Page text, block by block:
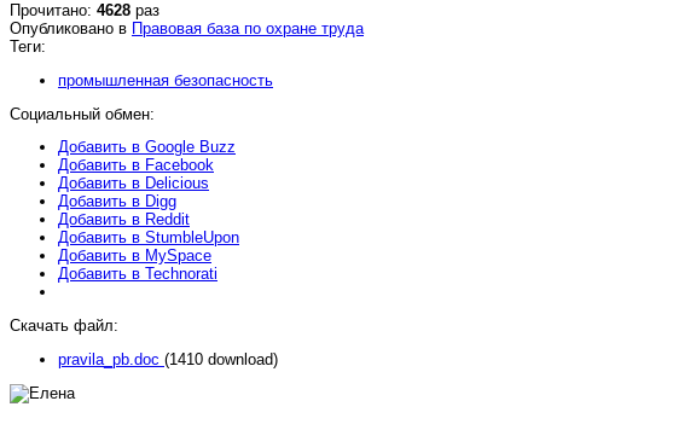
Прочитано: 4628 раз
Опубликовано в Правовая база по охране труда
Теги:
промышленная безопасность
Социальный обмен:
Добавить в Google Buzz
Добавить в Facebook
Добавить в Delicious
Добавить в Digg
Добавить в Reddit
Добавить в StumbleUpon
Добавить в MySpace
Добавить в Technorati
Скачать файл:
pravila_pb.doc (1410 download)